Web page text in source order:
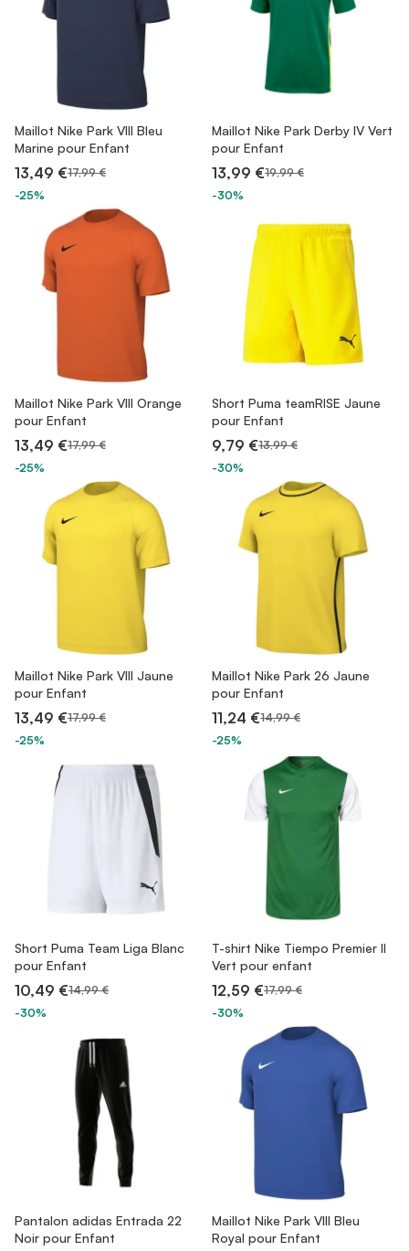
Maillot Nike Park VIII Bleu
Marine pour Enfant
13,49 €17,99 €
-25%
Maillot Nike Park Derby IV Vert
pour Enfant
13,99 €19,99 €
-30%
Maillot Nike Park VIII Orange
pour Enfant
13,49 €17,99 €
-25%
Short Puma teamRISE Jaune
pour Enfant
9,79 €13,99 €
-30%
Maillot Nike Park VIII Jaune
pour Enfant
13,49 €17,99 €
-25%
Maillot Nike Park 26 Jaune
pour Enfant
11,24 €14,99 €
-25%
Short Puma Team Liga Blanc
pour Enfant
10,49 €14,99 €
-30%
T-shirt Nike Tiempo Premier II
Vert pour enfant
12,59 €17,99 €
-30%
Pantalon adidas Entrada 22
Noir pour Enfant
Maillot Nike Park VIII Bleu
Royal pour Enfant